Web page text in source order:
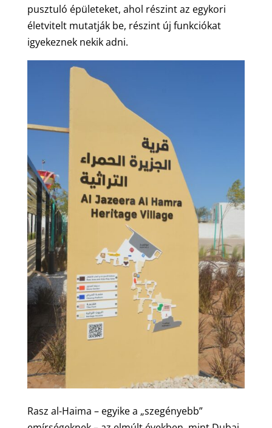
pusztuló épületeket, ahol részint az egykori
életvitelt mutatják be, részint új funkciókat
igyekeznek nekik adni.
Rasz al-Haima – egyike a „szegényebb”